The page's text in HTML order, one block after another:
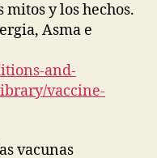
mitos y los hechos.
Asma e
and-
vaccine-
vacunas